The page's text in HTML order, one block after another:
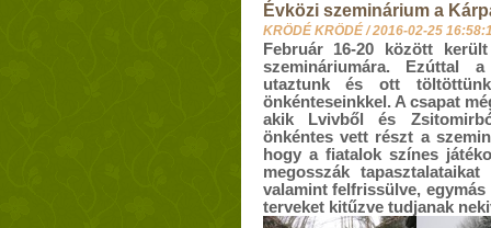
Évközi szeminárium a
KRÖDÉ KRÖDÉ /2016-02-25
Február 16-20 között
szemináriumára. Ezúttal
utaztunk és ott
önkénteseinkkel. A csapat
akik Lvivből és
önkéntes vett részt a
hogy a fiatalok színes
megosszák
valamint felfrissülve,
terveket kitűzve tudjanak